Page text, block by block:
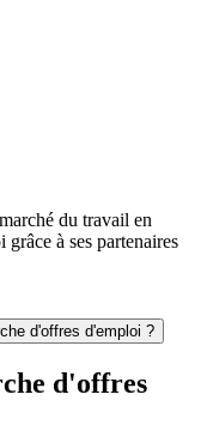
du travail en
à ses partenaires
d'offres d'emploi ?
d'offres